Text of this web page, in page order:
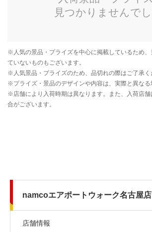
namcoエアポートウォーク名古屋店
店舗情報